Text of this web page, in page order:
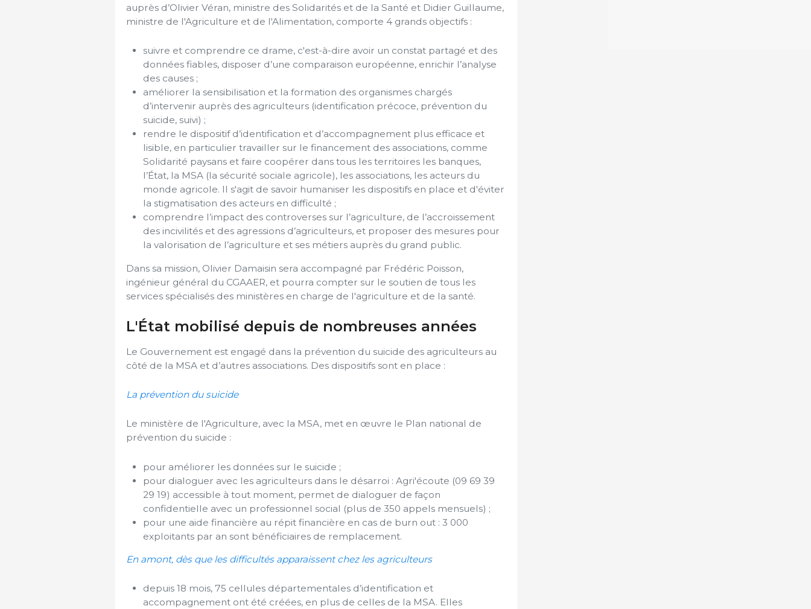
auprès d’Olivier Véran, ministre des Solidarités et de la Santé et Didier Guillaume,
ministre de l'Agriculture et de l'Alimentation, comporte 4 grands objectifs :
suivre et comprendre ce drame, c'est-à-dire avoir un constat partagé et des
données fiables, disposer d’une comparaison européenne, enrichir l’analyse
des causes ;
améliorer la sensibilisation et la formation des organismes chargés
d’intervenir auprès des agriculteurs (identification précoce, prévention du
suicide, suivi) ;
rendre le dispositif d’identification et d’accompagnement plus efficace et
lisible, en particulier travailler sur le financement des associations, comme
Solidarité paysans et faire coopérer dans tous les territoires les banques,
l’État, la MSA (la sécurité sociale agricole), les associations, les acteurs du
monde agricole. Il s'agit de savoir humaniser les dispositifs en place et d'éviter
la stigmatisation des acteurs en difficulté ;
comprendre l’impact des controverses sur l’agriculture, de l’accroissement
des incivilités et des agressions d’agriculteurs, et proposer des mesures pour
la valorisation de l’agriculture et ses métiers auprès du grand public.
Dans sa mission, Olivier Damaisin sera accompagné par Frédéric Poisson,
ingénieur général du CGAAER, et pourra compter sur le soutien de tous les
services spécialisés des ministères en charge de l'agriculture et de la santé.
L'État mobilisé depuis de nombreuses années
Le Gouvernement est engagé dans la prévention du suicide des agriculteurs au
côté de la MSA et d’autres associations. Des dispositifs sont en place :
La prévention du suicide
Le ministère de l'Agriculture, avec la MSA, met en œuvre le Plan national de
prévention du suicide :
pour améliorer les données sur le suicide ;
pour dialoguer avec les agriculteurs dans le désarroi : Agri'écoute (09 69 39
29 19) accessible à tout moment, permet de dialoguer de façon
confidentielle avec un professionnel social (plus de 350 appels mensuels) ;
pour une aide financière au répit financière en cas de burn out : 3 000
exploitants par an sont bénéficiaires de remplacement.
En amont, dès que les difficultés apparaissent chez les agriculteurs
depuis 18 mois, 75 cellules départementales d’identification et
accompagnement ont été créées, en plus de celles de la MSA. Elles